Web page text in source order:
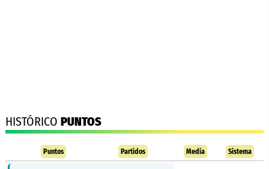
HISTÓRICO PUNTOS
Puntos Partidos Media Sistema